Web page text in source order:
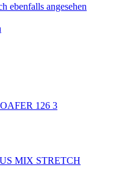
ebenfalls angesehen
126 3
MIX STRETCH